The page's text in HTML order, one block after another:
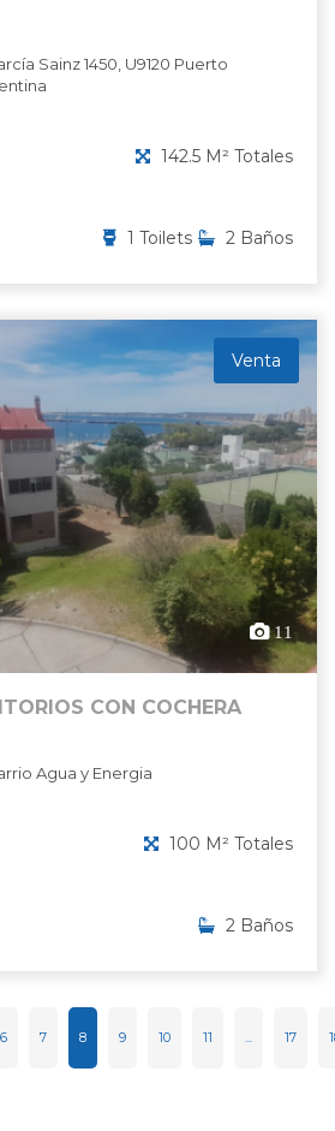
Sainz 1450, U9120 Puerto
142.5 M² Totales
2 Baños
1 Toilets
Venta
11
CON COCHERA
Agua y Energia
100 M² Totales
2 Baños
6 7 8 9 10 11 ... 17